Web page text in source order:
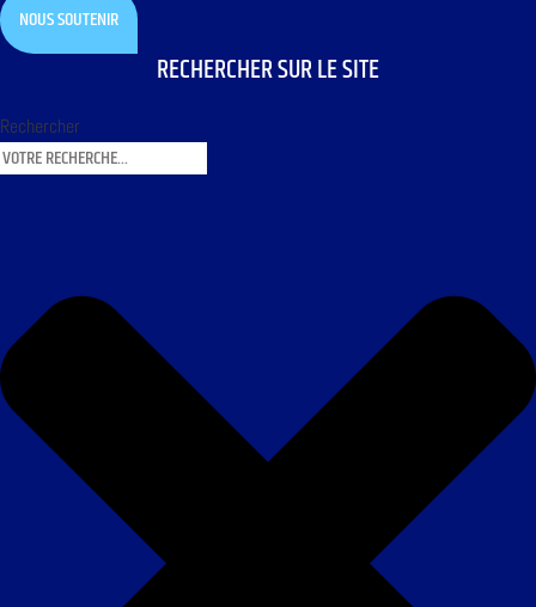
NOUS SOUTENIR
RECHERCHER SUR LE SITE
Rechercher